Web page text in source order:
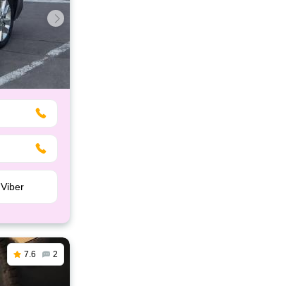
Viber
7.6 2